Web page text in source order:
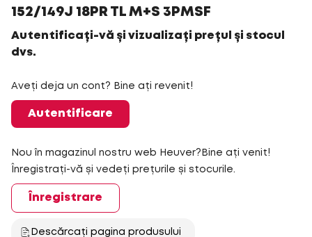
152/149J 18PR TL M+S 3PMSF
Autentificați-vă și vizualizați prețul și stocul
dvs.
Aveți deja un cont? Bine ați revenit!
Autentificare
Nou în magazinul nostru web Heuver?Bine ați venit!
Înregistrați-vă și vedeți prețurile și stocurile.
Înregistrare
Descărcați pagina produsului